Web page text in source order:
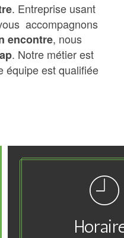
. Entreprise usant
accompagnons
encontre, nous
. Notre métier est
équipe est qualifiée